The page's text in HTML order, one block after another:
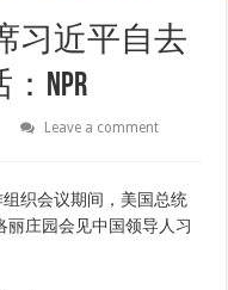
习近平自去
NPR
Leave a comment
织会议期间，美国总统
丽庄园会见中国领导人习